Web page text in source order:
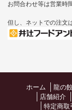
お問合わせ等は営業時
但し、ネットでの注文
ホーム 龍の
店舗紹介
特定商取